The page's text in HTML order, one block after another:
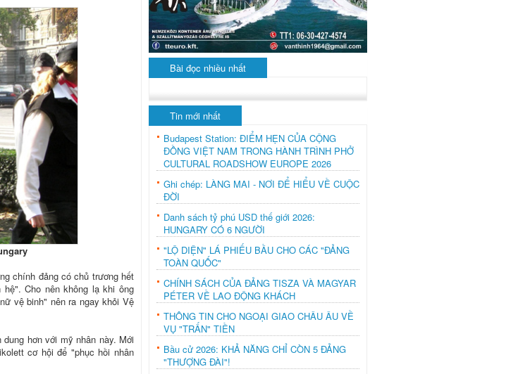
chính đảng có chủ trương hết
Cho nên không lạ khi ông
vệ binh" nên ra ngay khỏi Vệ
hơn với mỹ nhân này. Mới
cơ hội để "phục hồi nhân
Bài đọc nhiều nhất
Tin mới nhất
Budapest Station: ĐIỂM HẸN CỦA CỘNG
ĐỒNG VIỆT NAM TRONG HÀNH TRÌNH PHỞ
CULTURAL ROADSHOW EUROPE 2026
Ghi chép: LÀNG MAI - NƠI ĐỂ HIỂU VỀ CUỘC
ĐỜI
Danh sách tỷ phú USD thế giới 2026:
HUNGARY CÓ 6 NGƯỜI
"LỘ DIỆN" LÁ PHIẾU BẦU CHO CÁC "ĐẢNG
TOÀN QUỐC"
CHÍNH SÁCH CỦA ĐẢNG TISZA VÀ MAGYAR
PÉTER VỀ LAO ĐỘNG KHÁCH
THÔNG TIN CHO NGOẠI GIAO CHÂU ÂU VỀ
VỤ "TRẤN" TIỀN
Bầu cử 2026: KHẢ NĂNG CHỈ CÒN 5 ĐẢNG
"THƯỢNG ĐÀI"!